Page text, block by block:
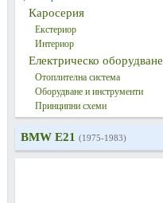
Каросерия
Екстериор
Интериор
Електрическо оборудване
Отоплителна система
Оборудване и инструменти
Принципни схеми
BMW E21 (1975-1983)